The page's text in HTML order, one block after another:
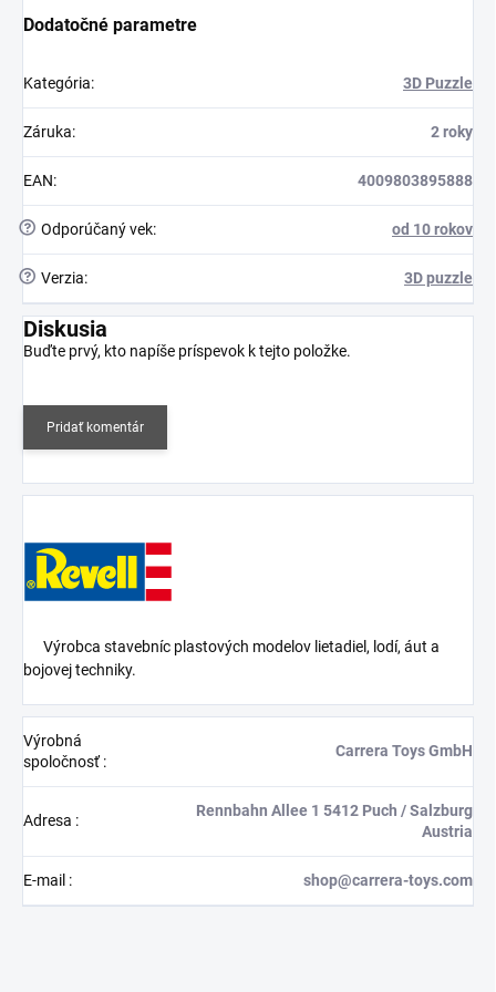
Dodatočné parametre
Kategória: 3D Puzzle
Záruka: 2 roky
EAN: 4009803895888
? Odporúčaný vek: od 10 rokov
? Verzia: 3D puzzle
Diskusia
Buďte prvý, kto napíše príspevok k tejto položke.
Pridať komentár
Výrobca stavebníc plastových modelov lietadiel, lodí, áut a
bojovej techniky.
Výrobná
spoločnosť:
Carrera Toys GmbH
Adresa :
Rennbahn Allee 1 5412 Puch / Salzburg
Austria
E-mail : shop@carrera-toys.com